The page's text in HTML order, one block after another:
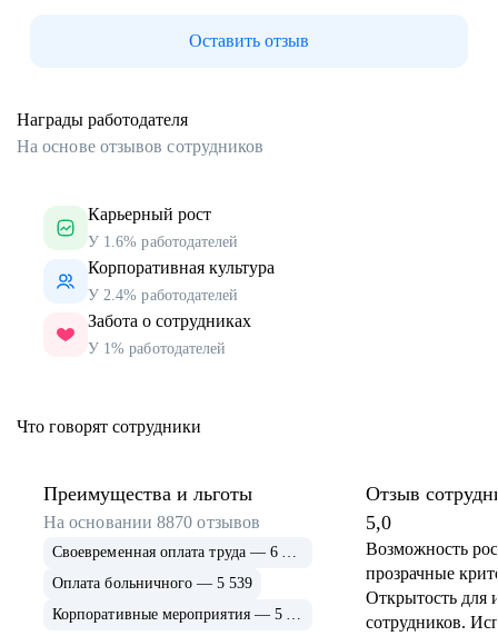
Оставить отзыв
Награды работодателя
На основе отзывов сотрудников
Карьерный рост
У 1.6% работодателей
Корпоративная культура
У 2.4% работодателей
Забота о сотрудниках
У 1% работодателей
Что говорят сотрудники
Преимущества и льготы
На основании8870 отзывов
Своевременная оплата труда — 6 915
Оплата больничного — 5 539
Корпоративные мероприятия — 5 339
Отзыв
5,0
Возможность
прозрачные
Открытость для
сотрудников.